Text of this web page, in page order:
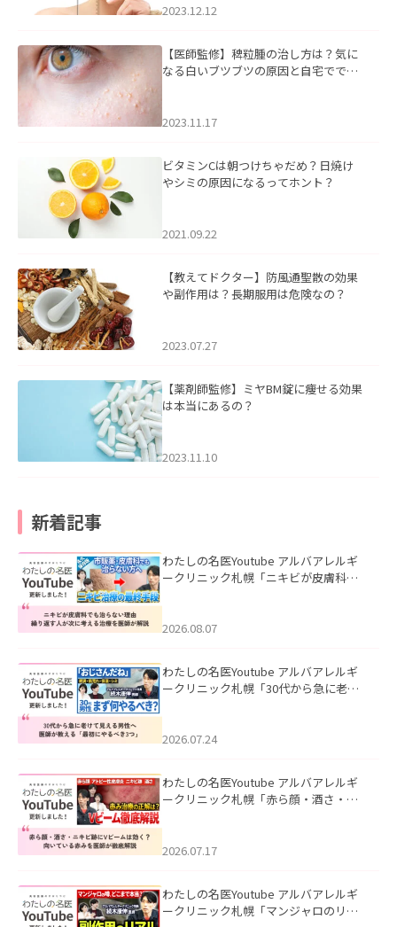
2023.12.12
【医師監修】稗粒腫の治し方は？気に
なる白いブツブツの原因と自宅ででき
2023.11.17
ビタミンCは朝つけちゃだめ？日焼け
やシミの原因になるってホント？
2021.09.22
【教えてドクター】防風通聖散の効果
や副作用は？長期服用は危険なの？
2023.07.27
【薬剤師監修】ミヤBM錠に痩せる効果
は本当にあるの？
2023.11.10
新着記事
わたしの名医Youtube アルバアレルギ
ークリニック札幌「ニキビが皮膚科で
ました。
2026.08.07
わたしの名医Youtube アルバアレルギ
ークリニック札幌「30代から急に老け
た。
2026.07.24
わたしの名医Youtube アルバアレルギ
ークリニック札幌「赤ら顔・酒さ・ニ
した。
2026.07.17
わたしの名医Youtube アルバアレルギ
ークリニック札幌「マンジャロのリア